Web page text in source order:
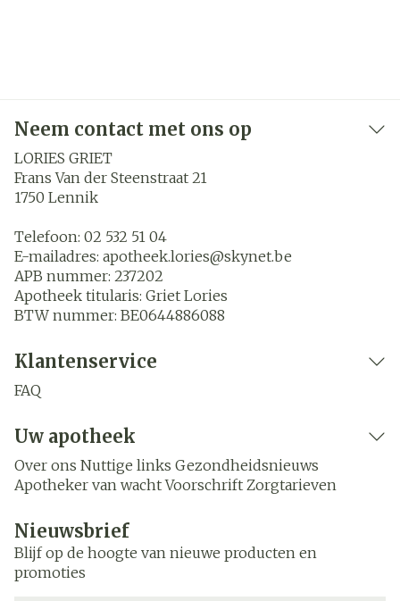
Neem contact met ons op
LORIES GRIET
Frans Van der Steenstraat 21
1750 Lennik
Telefoon: 02 532 51 04
E-mailadres: apotheek.lories@skynet.be
APB nummer: 237202
Apotheek titularis: Griet Lories
BTW nummer: BE0644886088
Klantenservice
FAQ
Uw apotheek
Over ons Nuttige links Gezondheidsnieuws
Apotheker van wacht Voorschrift Zorgtarieven
Nieuwsbrief
Blijf op de hoogte van nieuwe producten en
promoties